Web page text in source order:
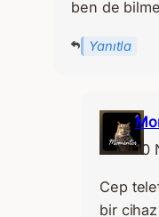
ben de
Yanıtla
10
Cep
bir cihaz